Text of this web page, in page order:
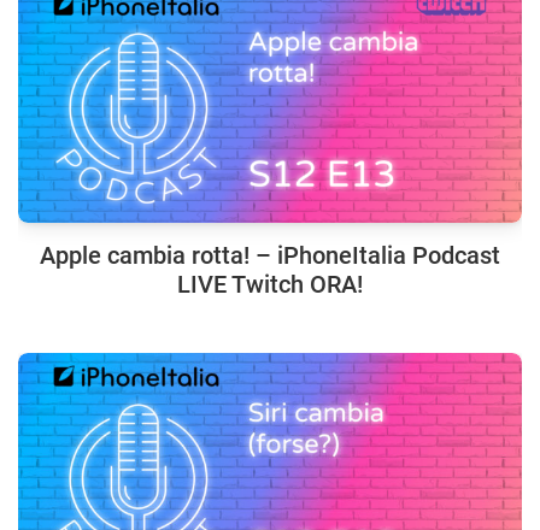
Apple cambia rotta! – iPhoneItalia Podcast
LIVE Twitch ORA!